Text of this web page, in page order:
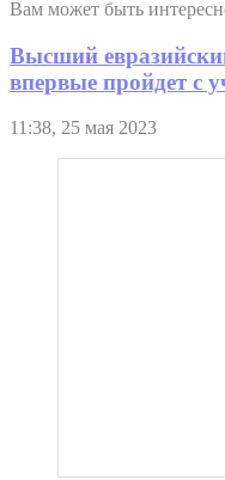
Вам может быть
Высший
впервые пройдет с
11:38, 25 мая 2023